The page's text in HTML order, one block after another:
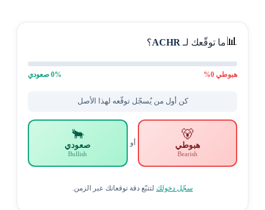
📊ما توقّعك لـACHR؟
هبوطي0
%
0% صعودي
كن أول من يُسجّل توقّعه لهذا الأصل
🐻
هبوطي
Bearish
أو
🐂
صعودي
Bullish
سجّل دخولكلتتبّع دقة توقعاتك عبر الزمن.